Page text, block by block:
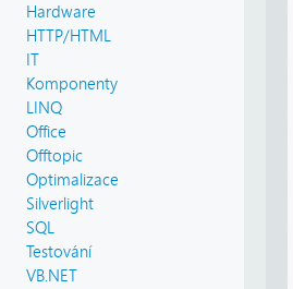
Hardware
HTTP/HTML
IT
Komponenty
LINQ
Office
Offtopic
Optimalizace
Silverlight
SQL
Testování
VB.NET